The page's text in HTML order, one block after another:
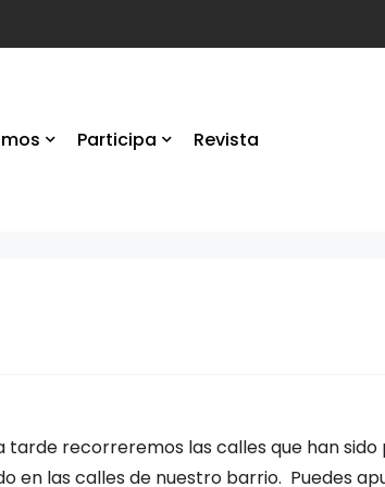
Participa Revista
tarde recorreremos las calles que han
en las calles de nuestro barrio. Puedes